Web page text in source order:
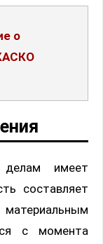
о
имеет
составляет
с момента